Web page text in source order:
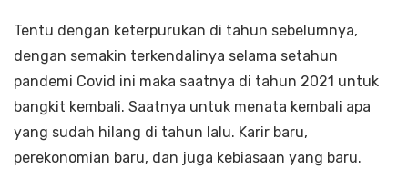
Tentu dengan keterpurukan di tahun sebelumnya,
dengan semakin terkendalinya selama setahun
pandemi Covid ini maka saatnya di tahun 2021 untuk
bangkit kembali. Saatnya untuk menata kembali apa
yang sudah hilang di tahun lalu. Karir baru,
perekonomian baru, dan juga kebiasaan yang baru.